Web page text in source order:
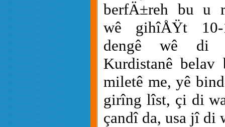
berfÄ±reh bu u
wê gihîÅŸt 10-
dengê wê di
Kurdistanê
miletê me, yê
girîng lîst, çi di
çandî da, usa jî di